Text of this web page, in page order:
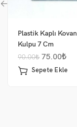
Plastik Kaplı Kovan
Kulpu 7 Cm
90.00₺ 75.00₺
Sepete Ekle